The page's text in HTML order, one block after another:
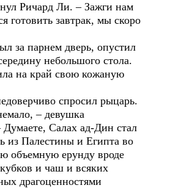
Ричард Ли. – Зажги нам
готовить завтрак, мы скоро
за парнем дверь, опустил
небольшого стола.
на край свою кожаную
спросил рыцарь.
– девушка
Салах ад-Дин стал
из Палестины и Египта во
объемную ерунду вроде
и чаш и всяких
драгоценностями